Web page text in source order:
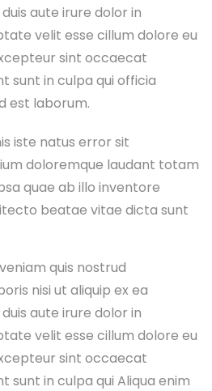
aute irure dolor in
velit esse cillum dolore eu
sint occaecat
sunt in culpa qui officia
est laborum.
iste natus error sit
doloremque laudant totam
quae ab illo inventore
beatae vitae dicta sunt
quis nostrud
nisi ut aliquip ex ea
aute irure dolor in
velit esse cillum dolore eu
sint occaecat
sunt in culpa qui Aliqua enim